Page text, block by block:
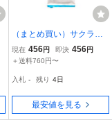
（まとめ買い）サクラク
レパス 絵の具 マット水彩
5ml 単色 パック入り むら
現在 456円 即決 456円
＋送料760円〜
入札 - 残り 4日
最安値を見る